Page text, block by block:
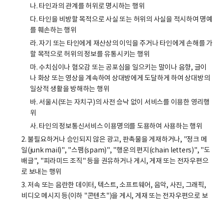
나. 타인과의 관계를 허위로 명시하는 행위
다. 타인을 비방할 목적으로 사실 또는 허위의 사실을 적시하여 명예
를 훼손하는 행위
라. 자기 또는 타인에게 재산상의 이익을 주거나 타인에게 손해를 가
할 목적으로 허위의 정보를 유통시키는 행위
마. 수치심이나 혐오감 또는 공포심을 일으키는 말이나 음향, 글이
나 화상 또는 영상을 계속하여 상대방에게 도달하게 하여 상대방의
일상적 생활을 방해하는 행위
바. 서울시(또는 자치구)의 사전 승낙 없이 서비스를 이용한 영리행
위
사. 타인의 정보통신서비스 이용명의를 도용하여 사용하는 행위
2. 불필요하거나 승인되지 않은 광고, 판촉물을 게재하거나, "정크 메
일(junk mail)", "스팸(spam)", "행운의 편지(chain letters)", "도
배글", "피라미드 조직" 등을 권유하거나 게시, 게재 또는 전자우편으
로 보내는 행위
3. 저속 또는 음란한 데이터, 텍스트, 소프트웨어, 음악, 사진, 그래픽,
비디오 메시지 등(이하 "콘텐츠")을 게시, 게재 또는 전자우편으로 보